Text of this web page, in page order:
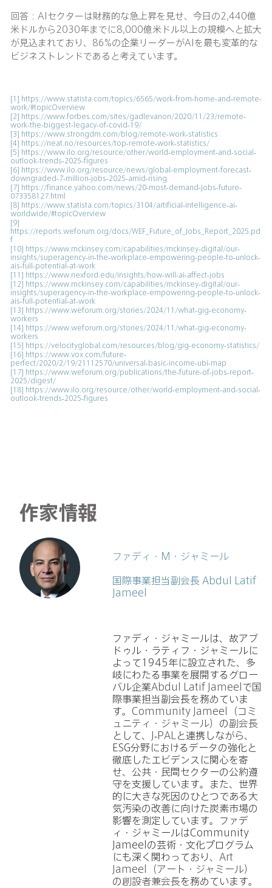
回答：AIセクターは財務的な急上昇を見せ、今日の2,440億
米ドルから2030年までに8,000億米ドル以上の規模へと拡大
が見込まれており、86%の企業リーダーがAIを最も変革的な
ビジネストレンドであると考えています。
[1] https://www.statista.com/topics/6565/work-from-home-and-remote-
work/#topicOverview
[2] https://www.forbes.com/sites/gadlevanon/2020/11/23/remote-
work-the-biggest-legacy-of-covid-19/
[3] https://www.strongdm.com/blog/remote-work-statistics
[4] https://neat.no/resources/top-remote-work-statistics/
[5] https://www.ilo.org/resource/other/world-employment-and-social-
outlook-trends-2025-figures
[6] https://www.ilo.org/resource/news/global-employment-forecast-
downgraded-7-million-jobs-2025-amid-rising
[7] https://finance.yahoo.com/news/20-most-demand-jobs-future-
073358127.html
[8] https://www.statista.com/topics/3104/artificial-intelligence-ai-
worldwide/#topicOverview
[9]
https://reports.weforum.org/docs/WEF_Future_of_Jobs_Report_2025.pd
f
[10] https://www.mckinsey.com/capabilities/mckinsey-digital/our-
insights/superagency-in-the-workplace-empowering-people-to-unlock-
ais-full-potential-at-work
[11] https://www.nexford.edu/insights/how-will-ai-affect-jobs
[12] https://www.mckinsey.com/capabilities/mckinsey-digital/our-
insights/superagency-in-the-workplace-empowering-people-to-unlock-
ais-full-potential-at-work
[13] https://www.weforum.org/stories/2024/11/what-gig-economy-
workers
[14] https://www.weforum.org/stories/2024/11/what-gig-economy-
workers
[15] https://velocityglobal.com/resources/blog/gig-economy-statistics/
[16] https://www.vox.com/future-
perfect/2020/2/19/21112570/universal-basic-income-ubi-map
[17] https://www.weforum.org/publications/the-future-of-jobs-report-
2025/digest/
[18] https://www.ilo.org/resource/other/world-employment-and-social-
outlook-trends-2025-figures
作家情報
ファディ・M・ジャミール
国際事業担当副会長 Abdul Latif
Jameel
ファディ・ジャミールは、故アブ
ドゥル・ラティフ・ジャミールに
よって1945年に設立された、多
岐にわたる事業を展開するグロー
バル企業Abdul Latif Jameelで国
際事業担当副会長を務めていま
す。 Community Jameel（コミ
ュニティ・ジャミール） の副会長
として、 J-PAL と連携しながら、
ESG分野におけるデータの強化と
徹底したエビデンスに関心を寄
せ、公共・民間セクターの公約遵
守を支援しています。また、世界
的に大きな死因のひとつである大
気汚染の改善に向けた炭素市場の
影響を測定しています。ファデ
ィ・ジャミールはCommunity
Jameelの芸術・文化プログラム
にも深く関わっており、 Art
Jameel（アート・ジャミール）
の創設者兼会長を務めています。